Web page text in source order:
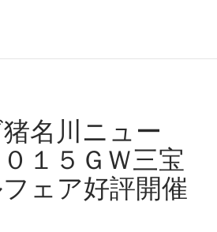
名川ニュー
１５ＧＷ三宝
ェア好評開催